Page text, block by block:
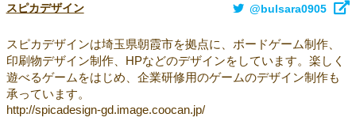
スピカデザイン @bulsara0905
スピカデザインは埼玉県朝霞市を拠点に、ボードゲーム制作、
印刷物デザイン制作、HPなどのデザインをしています。楽しく
遊べるゲームをはじめ、企業研修用のゲームのデザイン制作も
承っています。
http://spicadesign-gd.image.coocan.jp/